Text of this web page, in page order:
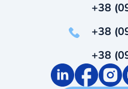
+38
+38
+38